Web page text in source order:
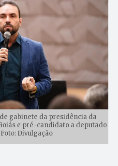
gabinete da presidência da
e pré-candidato a deputado
Divulgação